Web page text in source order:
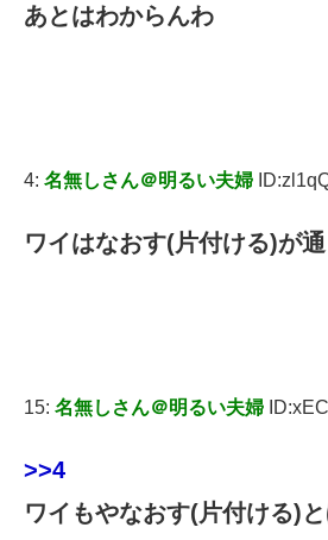
あとはわからんわ
4: 名無しさん＠明るい夫婦
ワイはなおす(片付ける)が
15: 名無しさん＠明るい夫婦
>>4
ワイもやなおす(片付ける)